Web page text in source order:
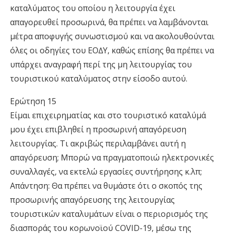
καταλύµατος του οποίου η λειτουργία έχει
απαγορευθεί προσωρινά, θα πρέπει να λαµβάνονται
µέτρα αποφυγής συνωστισµού και να ακολουθούνται
όλες οι οδηγίες του ΕΟ∆Υ, καθώς επίσης θα πρέπει να
υπάρχει αναγραφή περί της µη λειτουργίας του
τουριστικού καταλύµατος στην είσοδο αυτού.
Ερώτηση 15
Είµαι επιχειρηµατίας και στο τουριστικό καταλύµά
µου έχει επιβληθεί η προσωρινή απαγόρευση
λειτουργίας. Τι ακριβώς περιλαµβάνει αυτή η
απαγόρευση; Μπορώ να πραγµατοποιώ ηλεκτρονικές
συναλλαγές, να εκτελώ εργασίες συντήρησης κ.λπ;
Απάντηση: Θα πρέπει να θυµάστε ότι ο σκοπός της
προσωρινής απαγόρευσης της λειτουργίας
τουριστικών καταλυµάτων είναι ο περιορισµός της
διασποράς του κορωνοϊού COVID-19, µέσω της